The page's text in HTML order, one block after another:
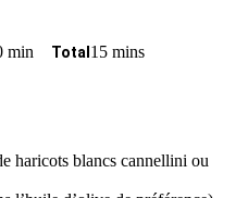
min Total 15 mins
haricots blancs cannellini ou